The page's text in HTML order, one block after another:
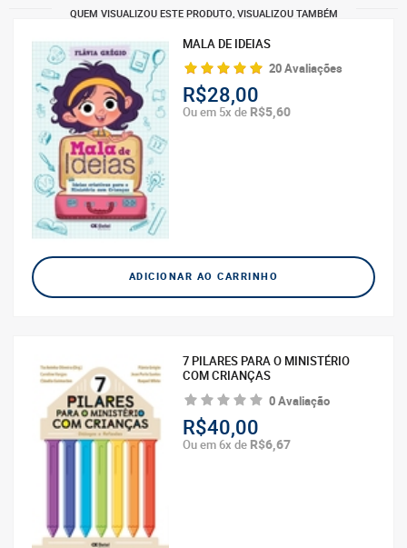
QUEM VISUALIZOU ESTE PRODUTO, VISUALIZOU TAMBÉM
MALA DE IDEIAS
20 Avaliações
R$28,00
Ou em 5x de R$5,60
ADICIONAR AO CARRINHO
7 PILARES PARA O MINISTÉRIO
COM CRIANÇAS
0 Avaliação
R$40,00
Ou em 6x de R$6,67